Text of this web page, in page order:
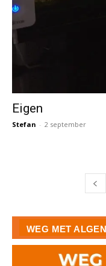
Eigen
Stefan - 2 september
WEG MET